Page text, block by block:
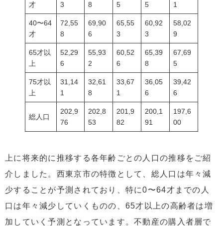
才
3
8
5
5
1
40〜64
才
72,55
8
69,90
6
65,55
3
60,92
3
58,02
9
65才以
上
52,29
6
55,93
2
60,52
6
65,39
8
67,69
5
75才以
上
31,14
1
32,61
8
33,67
1
36,05
6
39,42
6
総人口
202,9
76
202,8
53
201,9
82
200,1
91
197,6
00
上に将来的に推移する各年齢ごとの人口の推移をご紹
介しました。西東京市の特徴として、総人口は年々減
少することが予測されており、特に0〜64才までの人
口は年々減少していくものの、65才以上の高齢者は増
加していく予測となっています。不動産の購入者層で